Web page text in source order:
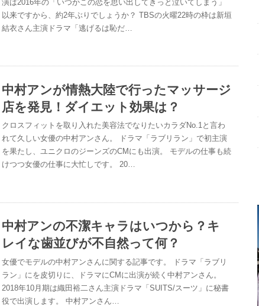
演は2016年の「いつかこの恋を思い出してきっと泣いてしまう」
以来ですから、約2年ぶりでしょうか？ TBSの火曜22時の枠は新垣
結衣さん主演ドラマ「逃げるは恥だ…
中村アンが情熱大陸で行ったマッサージ
店を発見！ダイエット効果は？
クロスフィットを取り入れた美容法でなりたいカラダNo.1と言わ
れて久しい女優の中村アンさん。 ドラマ「ラブリラン」で初主演
を果たし、ユニクロのジーンズのCMにも出演。 モデルの仕事も続
けつつ女優の仕事に大忙しです。 20…
中村アンの不潔キャラはいつから？キ
レイな歯並びが不自然って何？
女優でモデルの中村アンさんに関する記事です。 ドラマ「ラブリ
ラン」にを皮切りに、ドラマにCMに出演が続く中村アンさん。
2018年10月期は織田裕二さん主演ドラマ「SUITS/スーツ」に秘書
役で出演します。 中村アンさん…